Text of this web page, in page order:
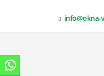
info@okna-